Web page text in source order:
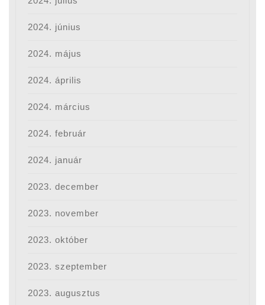
2024. június
2024. május
2024. április
2024. március
2024. február
2024. január
2023. december
2023. november
2023. október
2023. szeptember
2023. augusztus